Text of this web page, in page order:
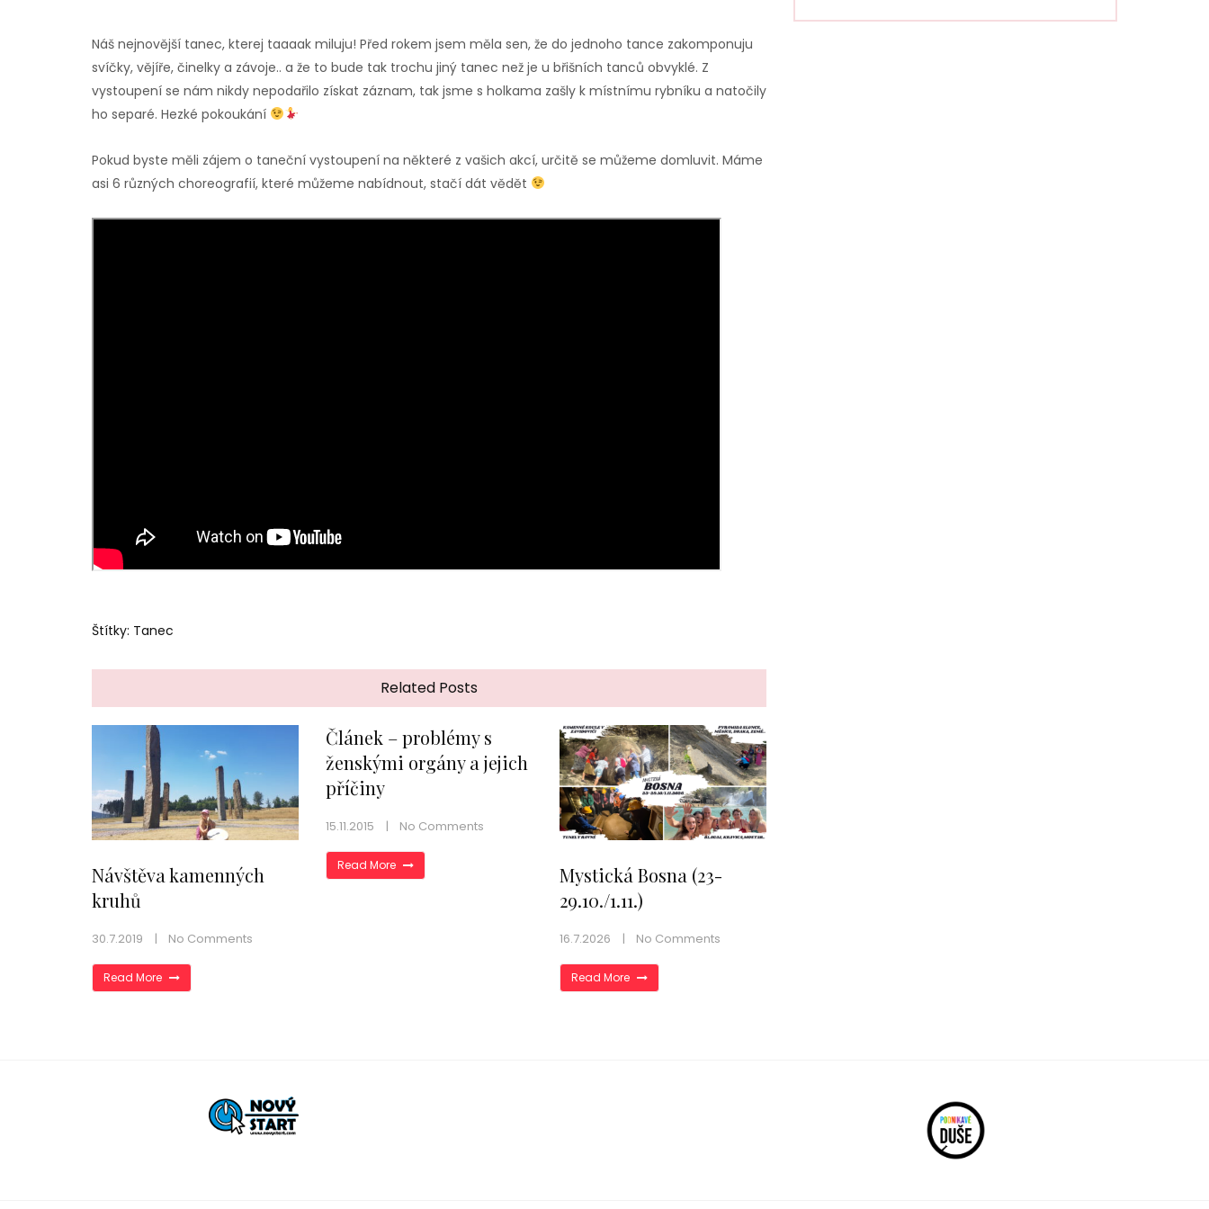
Náš nejnovější tanec, kterej taaaak miluju! Před rokem jsem měla sen, že do jednoho tance zakomponuju
svíčky, vějíře, činelky a závoje.. a že to bude tak trochu jiný tanec než je u břišních tanců obvyklé. Z
vystoupení se nám nikdy nepodařilo získat záznam, tak jsme s holkama zašly k místnímu rybníku a natočily
ho separé. Hezké pokoukání
Pokud byste měli zájem o taneční vystoupení na některé z vašich akcí, určitě se můžeme domluvit. Máme
asi 6 různých choreografií, které můžeme nabídnout, stačí dát vědět
Štítky: Tanec
Related Posts
Návštěva kamenných
kruhů
30.7.2019 No Comments
Read More
Článek – problémy s
ženskými orgány a jejich
příčiny
15.11.2015 No Comments
Read More
Mystická Bosna (23-
29.10./1.11.)
16.7.2026 No Comments
Read More